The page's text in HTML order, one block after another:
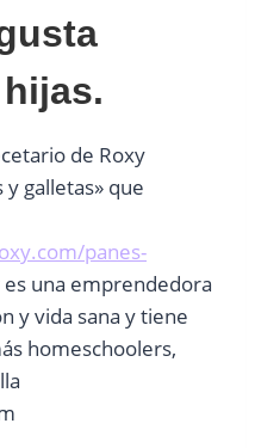
de Roxy
y galletas» que
panes-
es una emprendedora
y vida sana y tiene
homeschoolers,